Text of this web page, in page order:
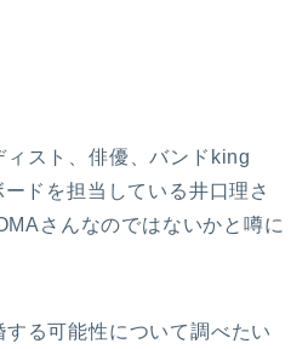
ィスト、俳優、バンドking
ドを担当している井口理さ
さんなのではないかと噂に
る可能性について調べたい